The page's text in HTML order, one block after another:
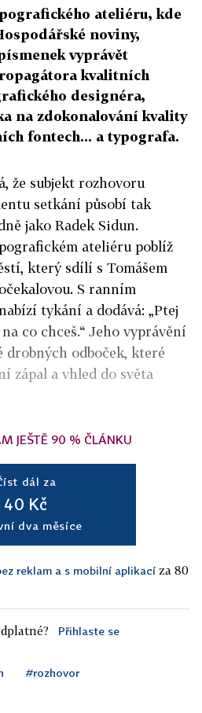
ateliéru, kde
noviny,
vyprávět
kvalitních
designéra,
na zdokonalování kvality
fontech... a typografa.
že subjekt rozhovoru
setkání působí tak
jako Radek Sidun.
ateliéru poblíž
který sdílí s Tomášem
S ranním
tykání a dodává: „Ptej
co chceš.“ Jeho vyprávění
drobných odboček, které
zápal a vhled do světa
JEŠTĚ 90 % ČLÁNKU
dál za
40 Kč
dva měsíce
reklam a s mobilní aplikací za 80
Přihlaste se
#rozhovor